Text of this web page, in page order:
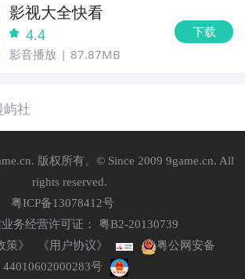
影视大全快看
4.4
影音播放 87.87MB
下载
屿社
版权所有。© Since 2009 9game.cn. All
rights reserved.
粤ICP备13078412号
务经营许可证： 粤B2-20130739
策》
《用户协议》
粤公网安备
44010602000283号